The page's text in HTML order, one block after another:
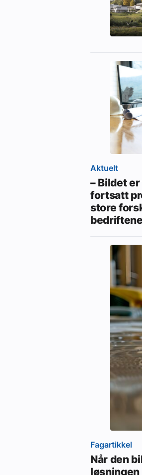
Aktuelt
– Bildet
fortsatt
store
bedriftene
Fagartikkel
Når den
løsningen